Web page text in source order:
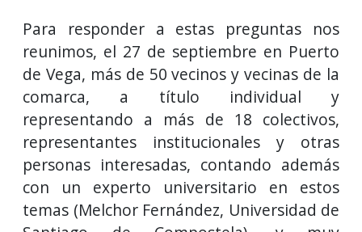
Para responder a estas preguntas nos
reunimos, el 27 de septiembre en Puerto
de Vega, más de 50 vecinos y vecinas de la
comarca, a título individual y
representando a más de 18 colectivos,
representantes institucionales y otras
personas interesadas, contando además
con un experto universitario en estos
temas (Melchor Fernández, Universidad de